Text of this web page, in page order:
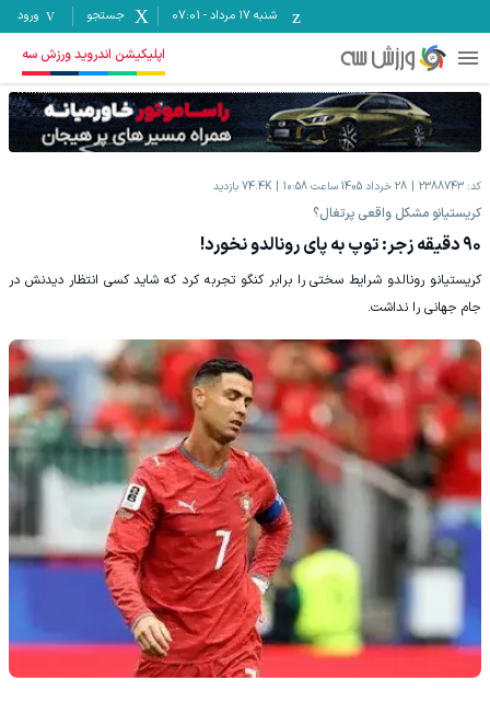
شنبه ۱۷ مرداد -
07:01 جستجو ورود
اپلیکیشن اندروید ورزش سه
کد: 2388743 28 خرداد 1405 ساعت 10:58 74.4K بازدید
کریستیانو مشکل واقعی پرتغال؟
۹۰ دقیقه زجر: توپ به پای رونالدو نخورد!
کریستیانو رونالدو شرایط سختی را برابر کنگو تجربه کرد که شاید کسی انتظار دیدنش در
جام جهانی را نداشت.